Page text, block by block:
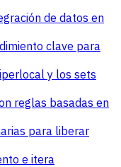
de datos en
clave para
y los sets
reglas basadas en
para liberar
e itera